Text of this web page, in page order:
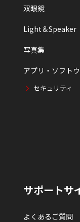
双眼鏡
Light＆Speaker
写真集
アプリ・ソフト
セキュリティ
サポートサ
よくあるご質問